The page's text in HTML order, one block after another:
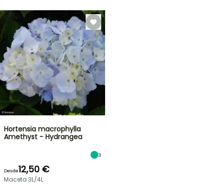
Hortensia macrophylla
Amethyst - Hydrangea
3
Desde12,50 €
Maceta 3L/4L